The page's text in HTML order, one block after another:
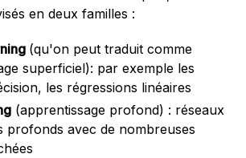
en deux familles :
(qu'on peut traduit comme
superficiel): par exemple les
les régressions linéaires
(apprentissage profond) : réseaux
profonds avec de nombreuses